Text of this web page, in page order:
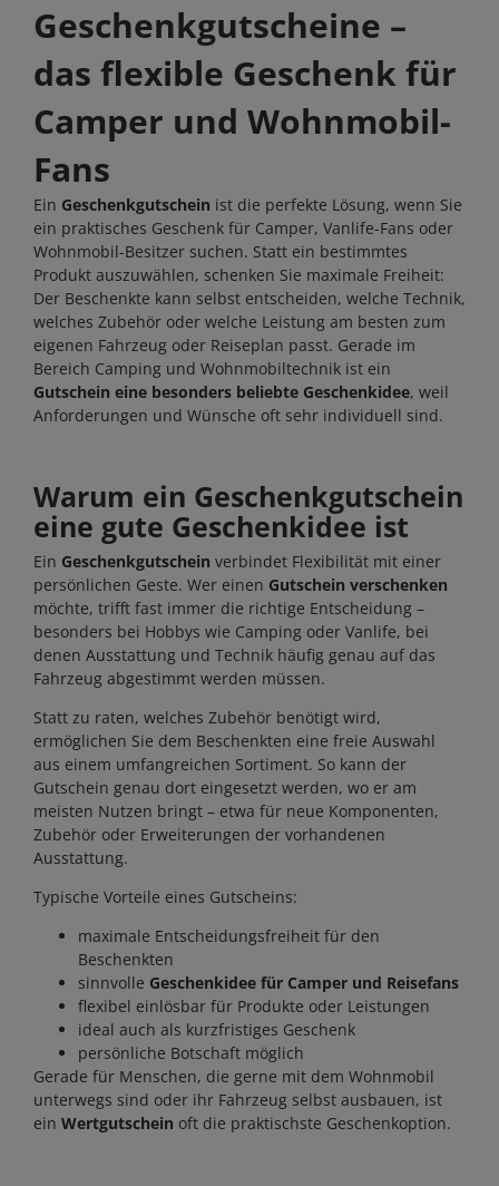
Geschenkgutscheine –
das flexible Geschenk für
Camper und Wohnmobil-
Fans
Ein Geschenkgutschein ist die perfekte Lösung, wenn Sie
ein praktisches Geschenk für Camper, Vanlife-Fans oder
Wohnmobil-Besitzer suchen. Statt ein bestimmtes
Produkt auszuwählen, schenken Sie maximale Freiheit:
Der Beschenkte kann selbst entscheiden, welche Technik,
welches Zubehör oder welche Leistung am besten zum
eigenen Fahrzeug oder Reiseplan passt. Gerade im
Bereich Camping und Wohnmobiltechnik ist ein
Gutschein eine besonders beliebte Geschenkidee, weil
Anforderungen und Wünsche oft sehr individuell sind.
Warum ein Geschenkgutschein
eine gute Geschenkidee ist
Ein Geschenkgutschein verbindet Flexibilität mit einer
persönlichen Geste. Wer einen Gutschein verschenken
möchte, trifft fast immer die richtige Entscheidung –
besonders bei Hobbys wie Camping oder Vanlife, bei
denen Ausstattung und Technik häufig genau auf das
Fahrzeug abgestimmt werden müssen.
Statt zu raten, welches Zubehör benötigt wird,
ermöglichen Sie dem Beschenkten eine freie Auswahl
aus einem umfangreichen Sortiment. So kann der
Gutschein genau dort eingesetzt werden, wo er am
meisten Nutzen bringt – etwa für neue Komponenten,
Zubehör oder Erweiterungen der vorhandenen
Ausstattung.
Typische Vorteile eines Gutscheins:
maximale Entscheidungsfreiheit für den
Beschenkten
sinnvolle Geschenkidee für Camper und Reisefans
flexibel einlösbar für Produkte oder Leistungen
ideal auch als kurzfristiges Geschenk
persönliche Botschaft möglich
Gerade für Menschen, die gerne mit dem Wohnmobil
unterwegs sind oder ihr Fahrzeug selbst ausbauen, ist
ein Wertgutschein oft die praktischste Geschenkoption.